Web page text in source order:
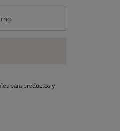
para productos y